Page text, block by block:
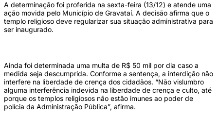
A determinação foi proferida na sexta-feira (13/12) e atende uma
ação movida pelo Município de Gravataí. A decisão afirma que o
templo religioso deve regularizar sua situação administrativa para
ser inaugurado.
Ainda foi determinada uma multa de R$ 50 mil por dia caso a
medida seja descumprida. Conforme a sentença, a interdição não
interfere na liberdade de crença dos cidadãos. “Não vislumbro
alguma interferência indevida na liberdade de crença e culto, até
porque os templos religiosos não estão imunes ao poder de
polícia da Administração Pública”, afirma.